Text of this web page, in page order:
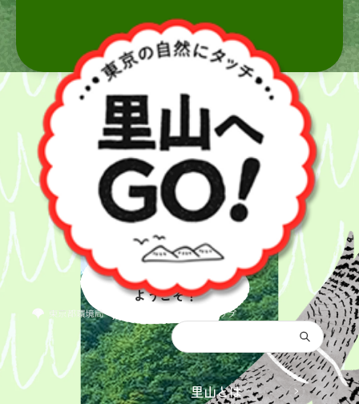
都庁総合トップ
里山とは
里山へ
ようこそ！